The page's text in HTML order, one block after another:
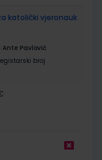
za katolički vjeronauk
Pavlović
broj